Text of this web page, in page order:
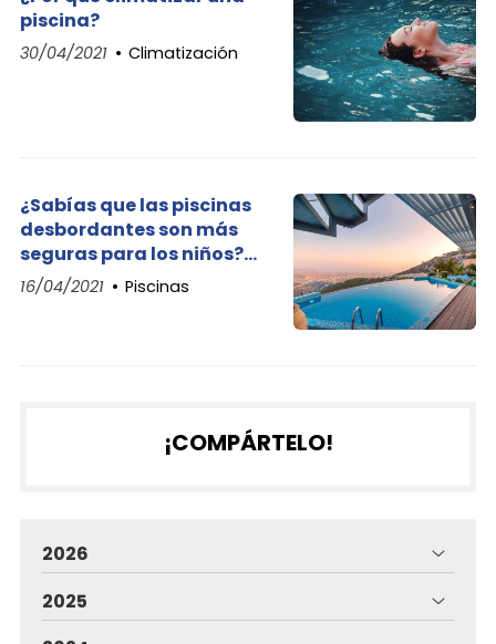
piscina?
30/04/2021 Climatización
¿Sabías que las piscinas
desbordantes son más
seguras para los niños?
¡Iraqua Piscinas te cuenta
por qué!
16/04/2021 Piscinas
¡COMPÁRTELO!
2026
2025